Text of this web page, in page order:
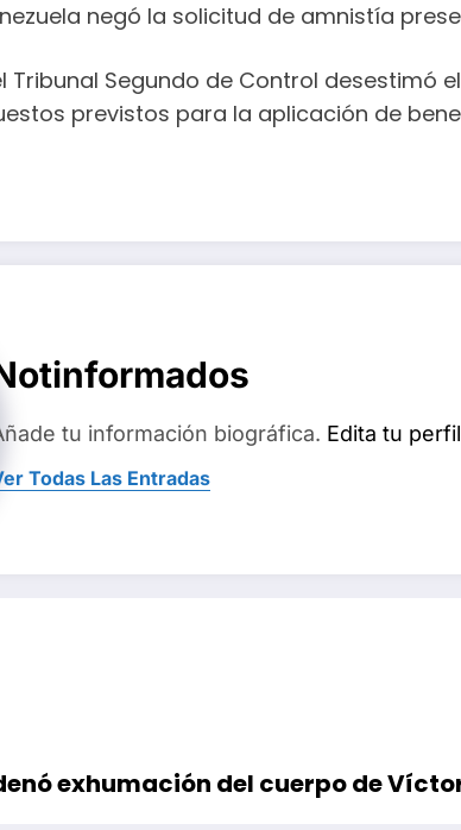
negó la solicitud de amnistía
Tribunal Segundo de Control
previstos para la aplicación de
tu información biográfica. Edita tu perfil
Todas Las Entradas
exhumación del cuerpo de